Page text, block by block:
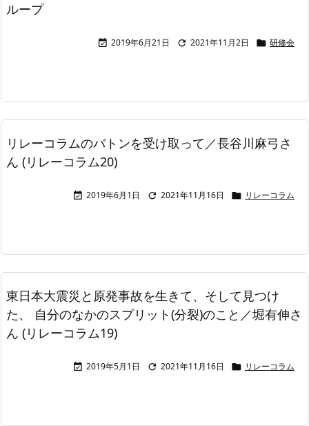
ループ
 2019年6月21日  2021年11月2日  研修会
リレーコラムのバトンを受け取って／長谷川麻弓さ
ん (リレーコラム20)
 2019年6月1日  2021年11月16日  リレーコラム
東日本大震災と原発事故を生きて、そして見つけ
た、 自分のなかのスプリット(分裂)のこと／堀有伸さ
ん (リレーコラム19)
 2019年5月1日  2021年11月16日  リレーコラム